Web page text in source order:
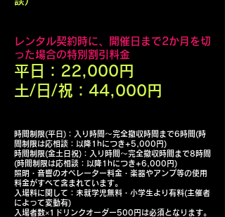
レンタル契約時に、開催日まで2か月を切
った場合の特別割引料金
平 日 ：22,000円
土/日/祝：44,000円
時間制限(平日)：入り時間～完全撤収時間まで6時間(時
間制限は応相談：以降1hにつき+5,000円)
時間制限(金土日祝)：入り時間～完全撤収時間まで8時間
(時間制限は応相談：以降1hにつき+6,000円)
照明・音響のオペレーター料金・楽器やアンプ等の使用
料金がすべて含まれています。
入場料に関して：未就学児無料・小学生より有料(主催者
によって変動有)
入場者数×1ドリンクオーダー500円は必須となります。